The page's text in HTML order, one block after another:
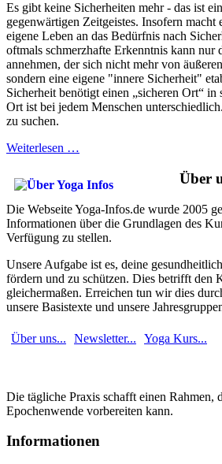
Es gibt keine Sicherheiten mehr - das ist
gegenwärtigen Zeitgeistes. Insofern macht
eigene Leben an das Bedürfnis nach
oftmals schmerzhafte Erkenntnis kann nur
annehmen, der sich nicht mehr von
sondern eine eigene "innere Sicherheit"
Sicherheit benötigt einen „sicheren Ort“ in
Ort ist bei jedem Menschen
zu suchen.
Weiterlesen …
Über
Die Webseite Yoga-Infos.de wurde 2005
Informationen über die Grundlagen des
Verfügung zu stellen.
Unsere Aufgabe ist es, deine
fördern und zu schützen. Dies betrifft den
gleichermaßen. Erreichen tun wir dies
unsere Basistexte und unsere
Über uns... Newsletter... Yoga Kurs...
Die tägliche Praxis schafft einen Rahmen,
Epochenwende vorbereiten kann.
Informationen